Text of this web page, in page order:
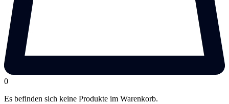
0
Es befinden sich keine Produkte im Warenkorb.